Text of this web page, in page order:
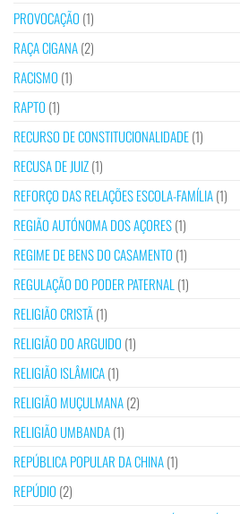
PROVOCAÇÃO (1)
RAÇA CIGANA(2)
RACISMO (1)
RAPTO (1)
RECURSO DE CONSTITUCIONALIDADE(1)
RECUSA DE JUIZ(1)
REFORÇO DAS RELAÇÕES ESCOLA-FAMÍLIA(1)
REGIÃO AUTÓNOMA DOS AÇORES(1)
REGIME DE BENS DO CASAMENTO (1)
REGULAÇÃO DO PODER PATERNAL (1)
RELIGIÃO CRISTÃ(1)
RELIGIÃO DO ARGUIDO (1)
RELIGIÃO ISLÂMICA(1)
RELIGIÃO MUÇULMANA(2)
RELIGIÃO UMBANDA(1)
REPÚBLICA POPULAR DA CHINA(1)
REPÚDIO (2)